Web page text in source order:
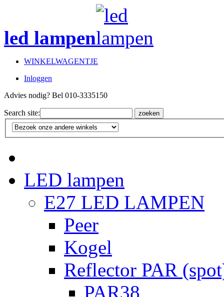
led lampen
WINKELWAGENTJE
Inloggen
Advies nodig? Bel 010-3335150
Search site: zoeken
LED lampen
E27 LED LAMPEN
Peer
Kogel
Reflector PAR
PAR38